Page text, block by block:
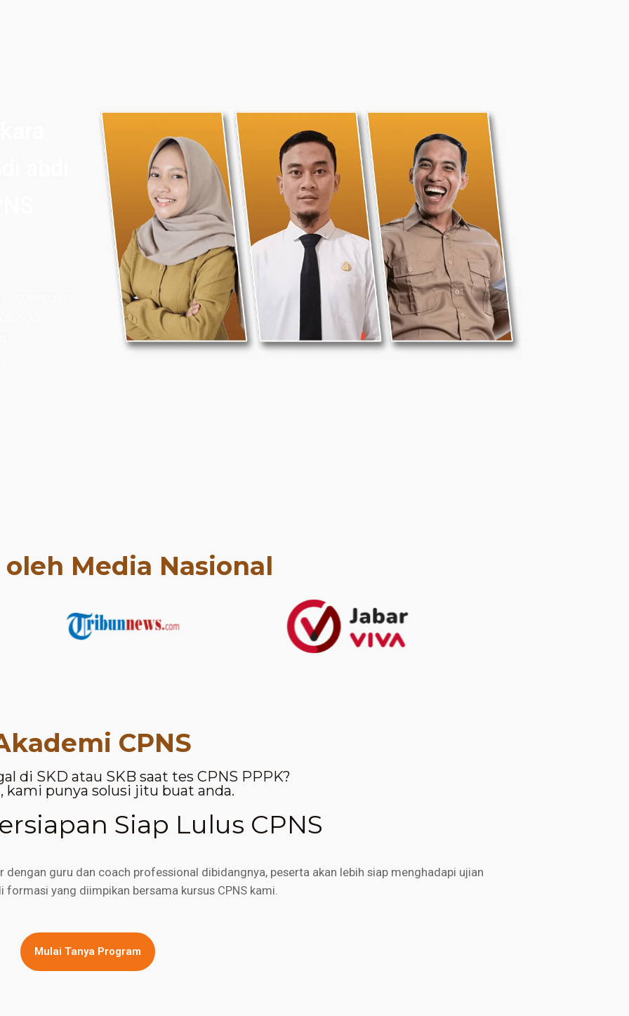
Media Nasional
CPNS
di SKD atau SKB saat tes CPNS PPPK?
kami punya solusi jitu buat anda.
Siap Lulus CPNS
guru dan coach professional dibidangnya, peserta akan lebih siap menghadapi ujian
formasi yang diimpikan bersama kursus CPNS kami.
Mulai Tanya Program